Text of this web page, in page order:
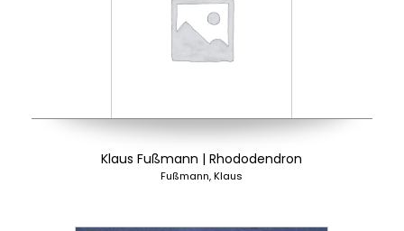
Klaus Fußmann | Rhododendron
Fußmann, Klaus